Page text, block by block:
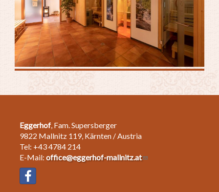
Eggerhof, Fam. Supersberger
9822 Mallnitz 119, Kärnten / Austria
Tel: +43 4784 214
E-Mail: office@eggerhof-mallnitz.at